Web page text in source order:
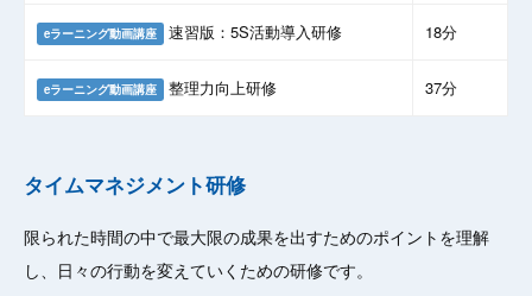
eラーニング動画講座 速習版：5S活動導入研修 18分
eラーニング動画講座 整理力向上研修 37分
タイムマネジメント研修
限られた時間の中で最大限の成果を出すためのポイントを理解
し、日々の行動を変えていくための研修です。